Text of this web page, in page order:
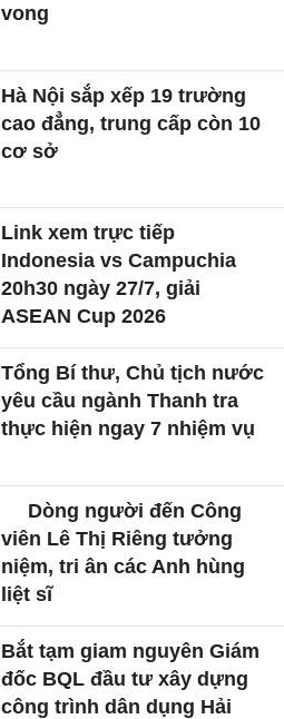
vong
Hà Nội sắp xếp 19 trường
cao đẳng, trung cấp còn 10
cơ sở
Link xem trực tiếp
Indonesia vs Campuchia
20h30 ngày 27/7, giải
ASEAN Cup 2026
Tổng Bí thư, Chủ tịch nước
yêu cầu ngành Thanh tra
thực hiện ngay 7 nhiệm vụ
Dòng người đến Công
viên Lê Thị Riêng tưởng
niệm, tri ân các Anh hùng
liệt sĩ
Bắt tạm giam nguyên Giám
đốc BQL đầu tư xây dựng
công trình dân dụng Hải